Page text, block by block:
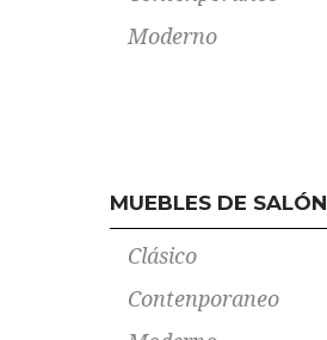
Moderno
MUEBLES DE SALÓN
Clásico
Contenporaneo